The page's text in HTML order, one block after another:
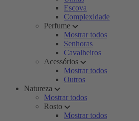
Escova
Complexidade
Perfume
Mostrar todos
Senhoras
Cavalheiros
Acessórios
Mostrar todos
Outros
Natureza
Mostrar todos
Rosto
Mostrar todos